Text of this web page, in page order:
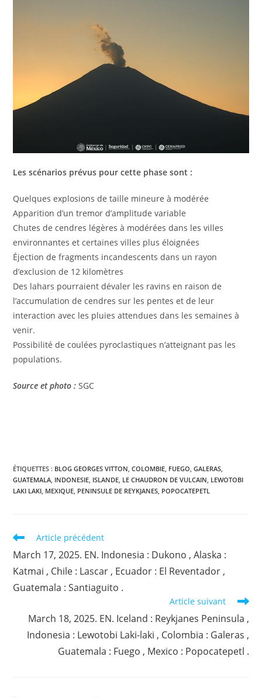
Les scénarios prévus pour cette phase sont :
Quelques explosions de taille mineure à modérée
Apparition d’un tremor d’amplitude variable
Chutes de cendres légères à modérées dans les villes
environnantes et certaines villes plus éloignées
Éjection de fragments incandescents dans un rayon
d’exclusion de 12 kilomètres
Des lahars pourraient dévaler les ravins en raison de
l’accumulation de cendres sur les pentes et de leur
interaction avec les pluies attendues dans les semaines à
venir.
Possibilité de coulées pyroclastiques n’atteignant pas les
populations.
Source et photo : SGC
ÉTIQUETTES : BLOG GEORGES VITTON, COLOMBIE, FUEGO, GALERAS,
GUATEMALA, INDONESIE, ISLANDE, LE CHAUDRON DE VULCAIN, LEWOTOBI
LAKI LAKI, MEXIQUE, PENINSULE DE REYKJANES, POPOCATEPETL
Read
articles
Article précédent
March 17, 2025. EN. Indonesia : Dukono , Alaska :
Katmai , Chile : Lascar , Ecuador : El Reventador ,
Guatemala : Santiaguito .
Article suivant
March 18, 2025. EN. Iceland : Reykjanes Peninsula ,
Indonesia : Lewotobi Laki-laki , Colombia : Galeras ,
Guatemala : Fuego , Mexico : Popocatepetl .